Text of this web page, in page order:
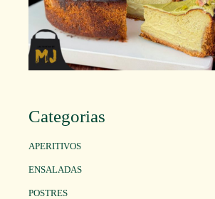
Categorias
APERITIVOS
ENSALADAS
POSTRES